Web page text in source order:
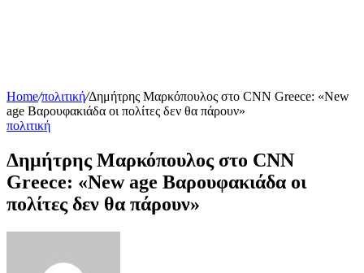
Home/πολιτική/Δημήτρης Μαρκόπουλος στο CNN Greece: «New
age Βαρουφακιάδα οι πολίτες δεν θα πάρουν»
πολιτική
Δημήτρης Μαρκόπουλος στο CNN
Greece: «New age Βαρουφακιάδα οι
πολίτες δεν θα πάρουν»